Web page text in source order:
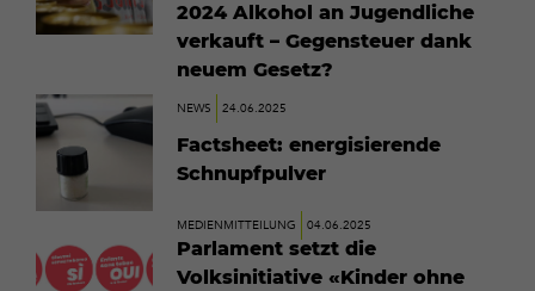
2024 Alkohol an Jugendliche
verkauft – Gegensteuer dank
neuem Gesetz?
NEWS 24.06.2025
Factsheet: energisierende
Schnupfpulver
Mehr
erfahren
MEDIENMITTEILUNG 04.06.2025
Parlament setzt die
Volksinitiative «Kinder ohne
Mehr
erfahren